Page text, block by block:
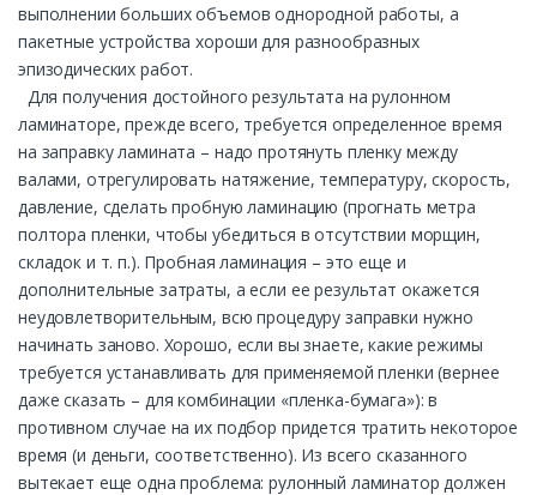
выполнении больших объемов однородной работы, а
пакетные устройства хороши для разнообразных
эпизодических работ.
Для получения достойного результата на рулонном
ламинаторе, прежде всего, требуется определенное время
на заправку ламината – надо протянуть пленку между
валами, отрегулировать натяжение, температуру, скорость,
давление, сделать пробную ламинацию (прогнать метра
полтора пленки, чтобы убедиться в отсутствии морщин,
складок и т. п.). Пробная ламинация – это еще и
дополнительные затраты, а если ее результат окажется
неудовлетворительным, всю процедуру заправки нужно
начинать заново. Хорошо, если вы знаете, какие режимы
требуется устанавливать для применяемой пленки (вернее
даже сказать – для комбинации «пленка-бумага»): в
противном случае на их подбор придется тратить некоторое
время (и деньги, соответственно). Из всего сказанного
вытекает еще одна проблема: рулонный ламинатор должен